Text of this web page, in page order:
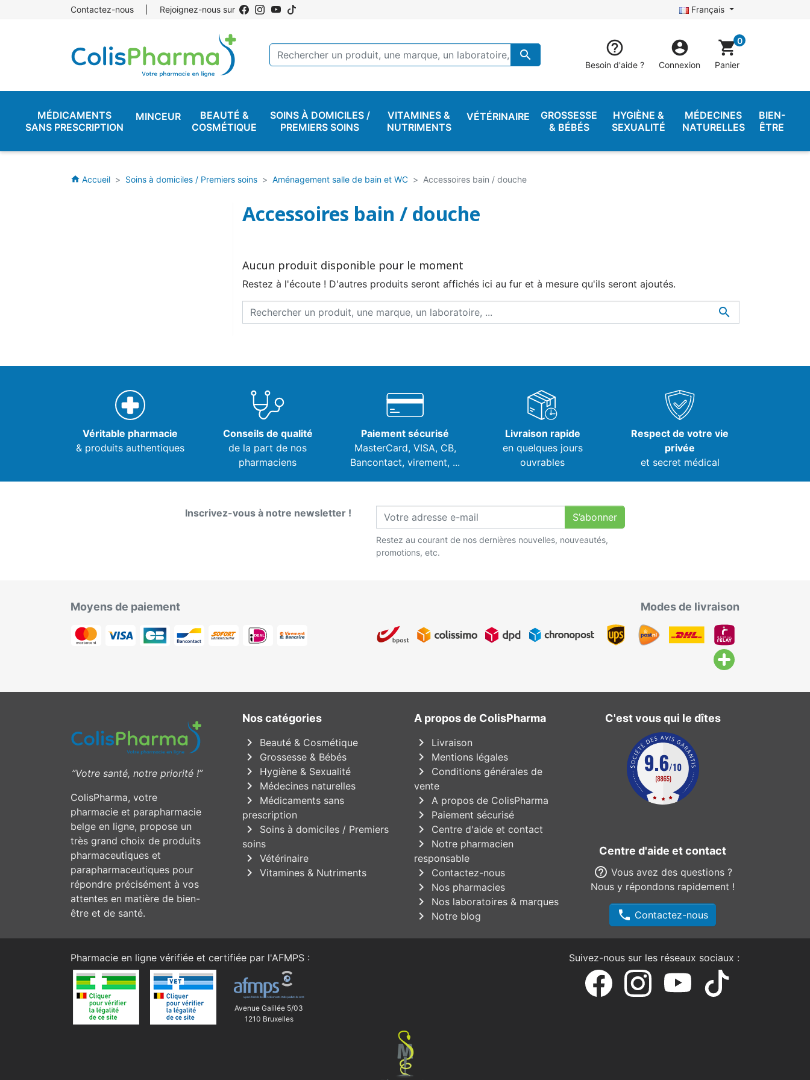
Contactez-nous Rejoignez-nous sur Français
 
Besoin d'aide ?

Connexion
shopping_cart0
Panier
MÉDICAMENTS
SANS PRESCRIPTION
MINCEUR
BEAUTÉ &
COSMÉTIQUE
SOINS À DOMICILES /
PREMIERS SOINS
VITAMINES &
NUTRIMENTS
VÉTÉRINAIRE
GROSSESSE
& BÉBÉS
HYGIÈNE &
SEXUALITÉ
MÉDECINES
NATURELLES
BIEN-
ÊTRE
home Accueil Soins à domiciles / Premiers soins Aménagement salle de bain et WC Accessoires bain / douche
Accessoires bain / douche
Aucun produit disponible pour le moment
Restez à l'écoute ! D'autres produits seront affichés ici au fur et à mesure qu'ils seront ajoutés.

Véritable pharmacie
& produits authentiques
Conseils de qualité
de la part de nos
pharmaciens
Paiement sécurisé
MasterCard, VISA, CB,
Bancontact, virement, ...
Livraison rapide
en quelques jours
ouvrables
Respect de votre vie
privée
et secret médical
Inscrivez-vous à notre newsletter ! S’abonner
Restez au courant de nos dernières nouvelles, nouveautés,
promotions, etc.
Moyens de paiement Modes de livraison
”Votre santé, notre priorité !”
ColisPharma, votre
pharmacie et parapharmacie
belge en ligne, propose un
très grand choix de produits
pharmaceutiques et
parapharmaceutiques pour
répondre précisément à vos
attentes en matière de bien-
être et de santé.
Nos catégories
chevron_right Beauté & Cosmétique
chevron_right Grossesse & Bébés
chevron_right Hygiène & Sexualité
chevron_right Médecines naturelles
chevron_right
Médicaments sans
prescription
chevron_right
Soins à domiciles / Premiers
soins
chevron_right Vétérinaire
chevron_right Vitamines & Nutriments
A propos de ColisPharma
chevron_right Livraison
chevron_right Mentions légales
chevron_right
Conditions générales de
vente
chevron_right A propos de ColisPharma
chevron_right Paiement sécurisé
chevron_right Centre d'aide et contact
chevron_right
Notre pharmacien
responsable
chevron_right Contactez-nous
chevron_right Nos pharmacies
chevron_right Nos laboratoires & marques
chevron_right Notre blog
C'est vous qui le dîtes
Centre d'aide et contact
help_outline Vous avez des questions ?
Nous y répondons rapidement !
phone Contactez-nous
Pharmacie en ligne vérifiée et certifiée par l'AFMPS :
Avenue Galilée 5/03
1210 Bruxelles
Suivez-nous sur les réseaux sociaux :